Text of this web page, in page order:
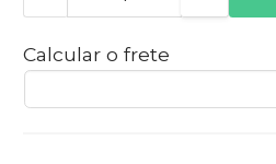
Calcular o frete